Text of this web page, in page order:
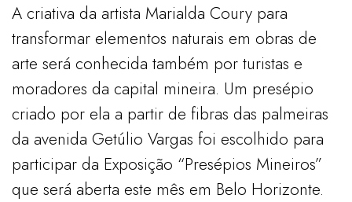
A criativa da artista Marialda Coury para
transformar elementos naturais em obras de
arte será conhecida também por turistas e
moradores da capital mineira. Um presépio
criado por ela a partir de fibras das palmeiras
da avenida Getúlio Vargas foi escolhido para
participar da Exposição “Presépios Mineiros”
que será aberta este mês em Belo Horizonte.